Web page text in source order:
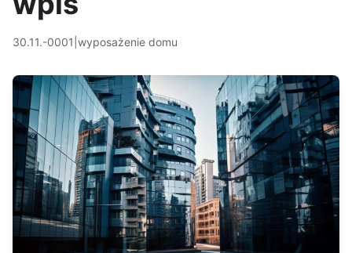
30.11.-0001 wyposażenie domu